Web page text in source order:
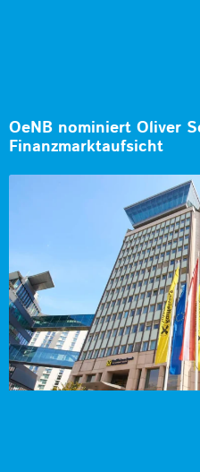
OeNB nominiert Oliver
Finanzmarktaufsicht